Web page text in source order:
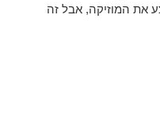
את המוזיקה, אבל זה